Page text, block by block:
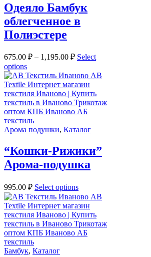
Одеяло Бамбук
облегченное в
Полиэстере
675.00 ₽ – 1,195.00 ₽ Select
options
Арома подушки, Каталог
“Кошки-Рижики”
Арома-подушка
995.00 ₽ Select options
Бамбук, Каталог